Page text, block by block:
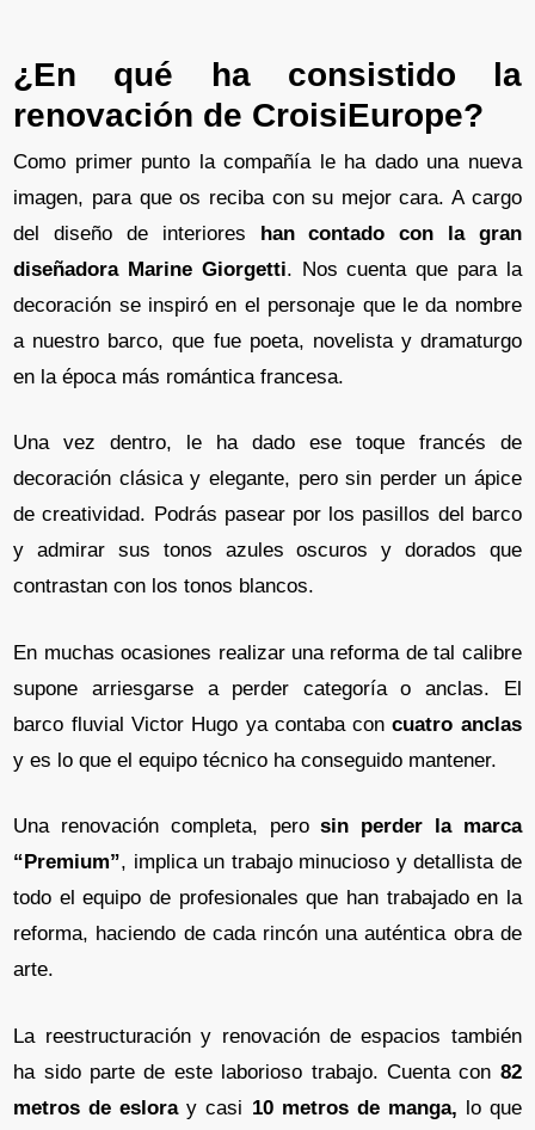
¿En qué ha consistido la
renovación de CroisiEurope?
Como primer punto la compañía le ha dado una nueva
imagen, para que os reciba con su mejor cara. A cargo
del diseño de interiores han contado con la gran
diseñadora Marine Giorgetti. Nos cuenta que para la
decoración se inspiró en el personaje que le da nombre
a nuestro barco, que fue poeta, novelista y dramaturgo
en la época más romántica francesa.
Una vez dentro, le ha dado ese toque francés de
decoración clásica y elegante, pero sin perder un ápice
de creatividad. Podrás pasear por los pasillos del barco
y admirar sus tonos azules oscuros y dorados que
contrastan con los tonos blancos.
En muchas ocasiones realizar una reforma de tal calibre
supone arriesgarse a perder categoría o anclas. El
barco fluvial Victor Hugo ya contaba con cuatro anclas
y es lo que el equipo técnico ha conseguido mantener.
Una renovación completa, perosin perder la marca
“Premium”, implica un trabajo minucioso y detallista de
todo el equipo de profesionales que han trabajado en la
reforma, haciendo de cada rincón una auténtica obra de
arte.
La reestructuración y renovación de espacios también
ha sido parte de este laborioso trabajo. Cuenta con 82
metros de esloray casi 10 metros de manga, lo que